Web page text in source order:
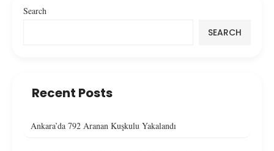
Search
SEARCH
Recent Posts
Ankara’da 792 Aranan Kuşkulu Yakalandı